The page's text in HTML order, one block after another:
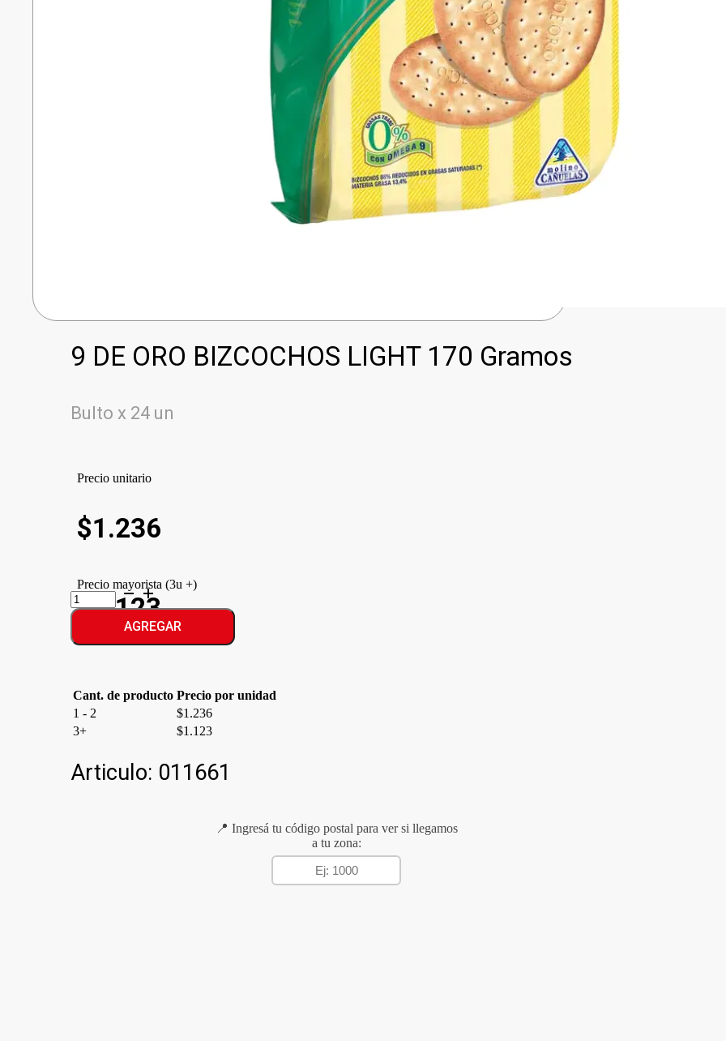
9 DE ORO BIZCOCHOS LIGHT 170 Gramos
Bulto x 24 un
Precio unitario
$1.236
Precio mayorista (3u +)
$1.123
9
DE
ORO
BIZCOCHOS
LIGHT
AGREGAR
Cant. de producto Precio por unidad
1 - 2
$1.236
3+
$1.123
Articulo: 011661
📍 Ingresá tu código postal para ver si llegamos
a tu zona: